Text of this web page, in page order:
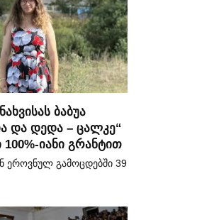
ბაბუა
და დედა – ცალკე“
100%-იანი გრანტით
ეროვნულ გამოცდებში 39